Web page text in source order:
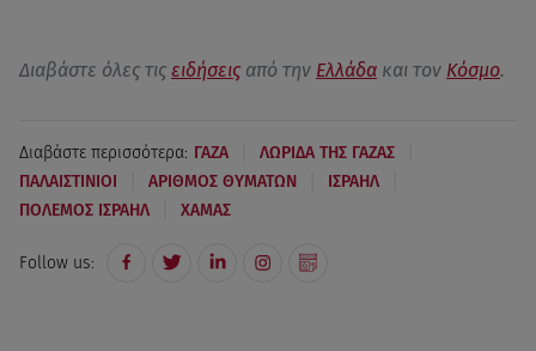
Διαβάστε όλες τις ειδήσεις από την Ελλάδα και τον Κόσμο.
Διαβάστε περισσότερα: ΓΑΖΑ ΛΩΡΙΔΑ ΤΗΣ ΓΑΖΑΣ
ΠΑΛΑΙΣΤΙΝΙΟΙ ΑΡΙΘΜΟΣ ΘΥΜΑΤΩΝ ΙΣΡΑΗΛ
ΠΟΛΕΜΟΣ ΙΣΡΑΗΛ ΧΑΜΑΣ
Follow us: